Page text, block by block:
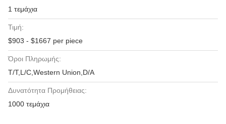
1 τεμάχια
Τιμή:
$903 - $1667 per piece
Όροι Πληρωμής:
T/T,L/C,Western Union,D/A
Δυνατότητα Προμήθειας:
1000 τεμάχια